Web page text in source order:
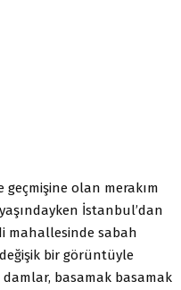
geçmişine olan merakım
İstanbul’dan
mahallesinde sabah
bir görüntüyle
basamak basamak